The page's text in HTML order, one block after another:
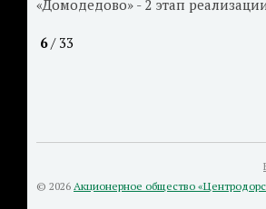
«Домодедово» - 2 этап
6/ 33
© 2026 Акционерное общество